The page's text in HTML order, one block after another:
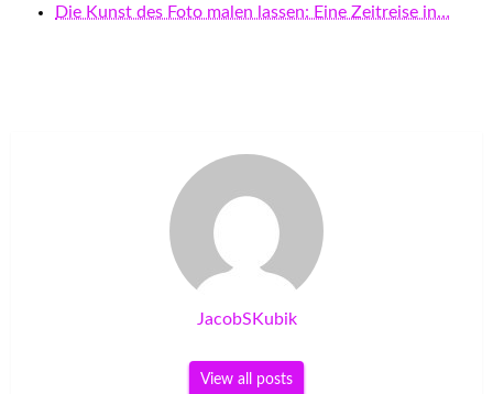
Die Kunst des Foto malen lassen: Eine Zeitreise in…
JacobSKubik
View all posts